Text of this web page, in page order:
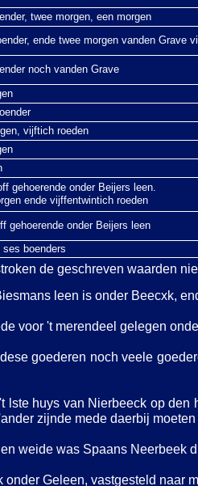
twee morgen, een morgen
ende twee morgen vanden Grave
noch vanden Grave
vijftich roeden
gehoerende onder Beijers leen.
ende vijffentwintich roeden
gehoerende onder Beijers leen
boenders
leen is onder Beecxk,
voor 't merendeel gelegen
goederen noch veele
lste huys van Nierbeeck op
zijnde mede daerbij
weide was Spaans Neerbeek
onder Geleen, vastgesteld naar
de geschreven waarden